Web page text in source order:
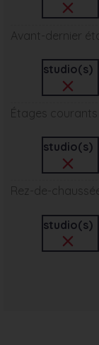
Avant-dernier
studio(s)
Étages courants
studio(s)
Rez-de-
studio(s)